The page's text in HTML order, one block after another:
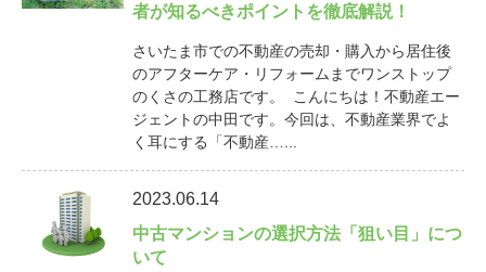
者が知るべきポイントを徹底解説！
さいたま市での不動産の売却・購入から居住後
のアフターケア・リフォームまでワンストップ
のくさの工務店です。 こんにちは！不動産エー
ジェントの中田です。今回は、不動産業界でよ
く耳にする「不動産…...
2023.06.14
中古マンションの選択方法「狙い目」につ
いて